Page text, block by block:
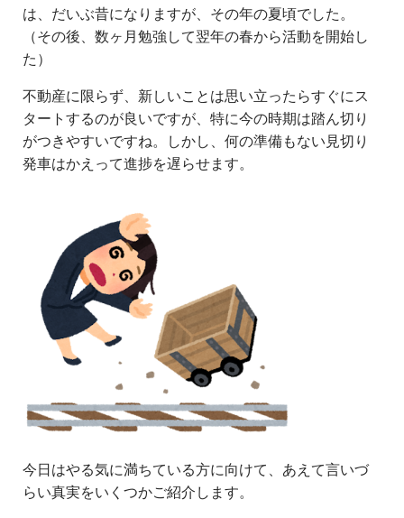
は、だいぶ昔になりますが、その年の夏頃でした。
（その後、数ヶ月勉強して翌年の春から活動を開始し
た）
不動産に限らず、新しいことは思い立ったらすぐにス
タートするのが良いですが、特に今の時期は踏ん切り
がつきやすいですね。しかし、何の準備もない見切り
発車はかえって進捗を遅らせます。
今日はやる気に満ちている方に向けて、あえて言いづ
らい真実をいくつかご紹介します。